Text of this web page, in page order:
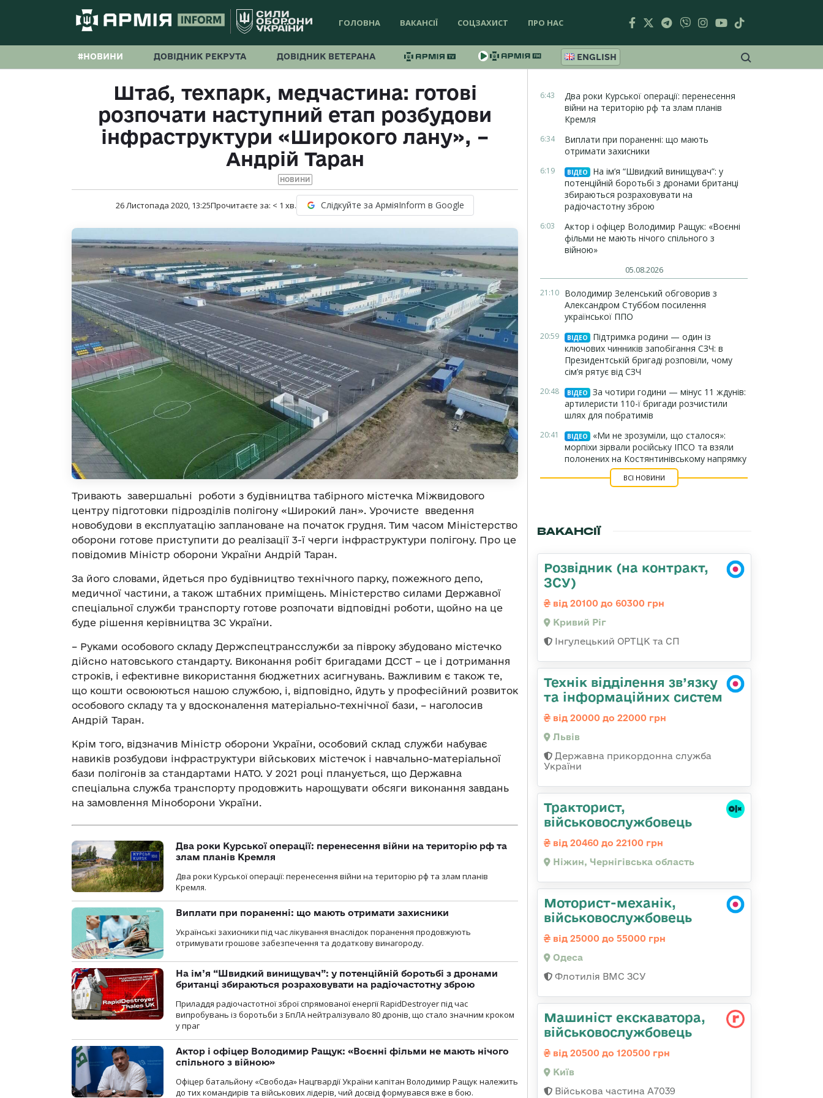
ГОЛОВНА ВАКАНСІЇ СОЦЗАХИСТ ПРО НАС
#НОВИНИ ДОВІДНИК РЕКРУТА ДОВІДНИК ВЕТЕРАНА ENGLISH
Штаб, техпарк, медчастина: готові
розпочати наступний етап розбудови
інфраструктури «Широкого лану», –
Андрій Таран
НОВИНИ
26 Листопада 2020, 13:25Прочитаєте за: < 1 хв. Слідкуйте за АрміяInform в Google
Тривають завершальні роботи з будівництва табірного містечка Міжвидового
центру підготовки підрозділів полігону «Широкий лан». Урочисте введення
новобудови в експлуатацію заплановане на початок грудня. Тим часом Міністерство
оборони готове приступити до реалізації 3-ї черги інфраструктури полігону. Про це
повідомив Міністр оборони України Андрій Таран.
За його словами, йдеться про будівництво технічного парку, пожежного депо,
медичної частини, а також штабних приміщень. Міністерство силами Державної
спеціальної служби транспорту готове розпочати відповідні роботи, щойно на це
буде рішення керівництва ЗС України.
– Руками особового складу Держспецтрансслужби за півроку збудовано містечко
дійсно натовського стандарту. Виконання робіт бригадами ДССТ – це і дотримання
строків, і ефективне використання бюджетних асигнувань. Важливим є також те,
що кошти освоюються нашою службою, і, відповідно, йдуть у професійний розвиток
особового складу та у вдосконалення матеріально-технічної бази, – наголосив
Андрій Таран.
Крім того, відзначив Міністр оборони України, особовий склад служби набуває
навиків розбудови інфраструктури військових містечок і навчально-матеріальної
бази полігонів за стандартами НАТО. У 2021 році планується, що Державна
спеціальна служба транспорту продовжить нарощувати обсяги виконання завдань
на замовлення Міноборони України.
Два роки Курської операції: перенесення війни на територію рф та
злам планів Кремля
Два роки Курської операції: перенесення війни на територію рф та злам планів
Кремля.
Виплати при пораненні: що мають отримати захисники
Українські захисники під час лікування внаслідок поранення продовжують
отримувати грошове забезпечення та додаткову винагороду.
На ім’я “Швидкий винищувач”: у потенційній боротьбі з дронами
британці збираються розраховувати на радіочастотну зброю
Приладдя радіочастотної зброї спрямованої енергії RapidDestroyer під час
випробувань із боротьби з БпЛА нейтралізувало 80 дронів, що стало значним кроком
у праг
Актор і офіцер Володимир Ращук: «Воєнні фільми не мають нічого
спільного з війною»
Офіцер батальйону «Свобода» Нацгвардії України капітан Володимир Ращук належить
до тих командирів та військових лідерів, чий досвід формувався вже в бою.
6:43
Два роки Курської операції: перенесення
війни на територію рф та злам планів
Кремля
6:34
Виплати при пораненні: що мають
отримати захисники
6:19 ВІДЕО
На ім’я “Швидкий винищувач”: у
потенційній боротьбі з дронами британці
збираються розраховувати на
радіочастотну зброю
6:03
Актор і офіцер Володимир Ращук: «Воєнні
фільми не мають нічого спільного з
війною»
05.08.2026
21:10 Володимир Зеленський обговорив з
Александром Стуббом посилення
української ППО
20:59 ВІДЕО
Підтримка родини — один із
ключових чинників запобігання СЗЧ: в
Президентській бригаді розповіли, чому
сім’я рятує від СЗЧ
20:48 ВІДЕО
За чотири години — мінус 11 ждунів:
артилеристи 110-ї бригади розчистили
шлях для побратимів
20:41 ВІДЕО
«Ми не зрозуміли, що сталося»:
морпіхи зірвали російську ІПСО та взяли
полонених на Костянтинівському напрямку
ВСІ НОВИНИ
ВАКАНСІЇ
Розвідник (на контракт,
ЗСУ)
від 20100 до 60300 грн
Кривий Ріг
Інгулецький ОРТЦК та СП
Технік відділення зв’язку
та інформаційних систем
від 20000 до 22000 грн
Львів
Державна прикордонна служба
України
Тракторист,
військовослужбовець
від 20460 до 22100 грн
Ніжин, Чернігівська область
Моторист-механік,
військовослужбовець
від 25000 до 55000 грн
Одеса
Флотилія ВМС ЗСУ
Машиніст екскаватора,
військовослужбовець
від 20500 до 120500 грн
Київ
Військова частина А7039